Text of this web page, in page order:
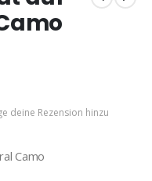
deine Rezension hinzu
Camo